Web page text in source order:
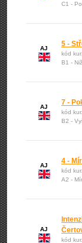
C1 -
AJ
5 -
kód
B1 -
AJ
7 -
kód
B2 -
AJ
4 -
kód
A2 -
AJ
kód